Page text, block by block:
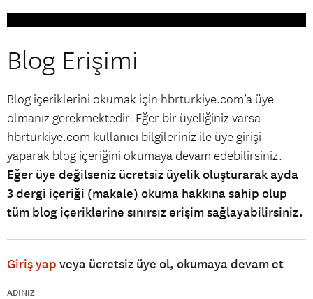
Blog Erişimi
Blog içeriklerini okumak için hbrturkiye.com’a üye
olmanız gerekmektedir. Eğer bir üyeliğiniz varsa
hbrturkiye.com kullanıcı bilgileriniz ile üye girişi
yaparak blog içeriğini okumaya devam edebilirsiniz.
Eğer üye değilseniz ücretsiz üyelik oluşturarak ayda
3 dergi içeriği (makale) okuma hakkına sahip olup
tüm blog içeriklerine sınırsız erişim sağlayabilirsiniz.
Giriş yap veya ücretsiz üye ol, okumaya devam et
ADINIZ